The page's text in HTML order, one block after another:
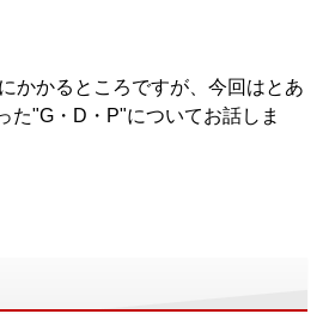
かかるところですが、今回はとあ
た"G・D・P"についてお話しま